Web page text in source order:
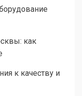
как
к качеству и